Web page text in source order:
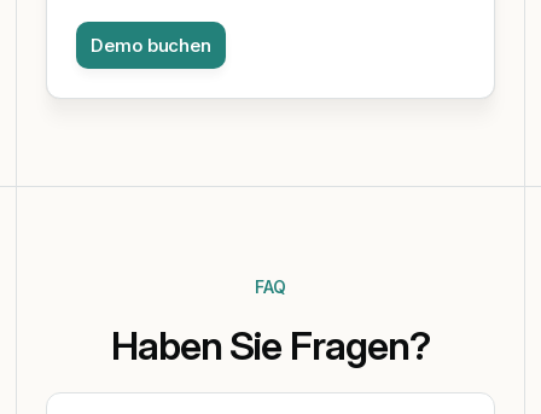
Demo buchen
FAQ
Haben Sie Fragen?